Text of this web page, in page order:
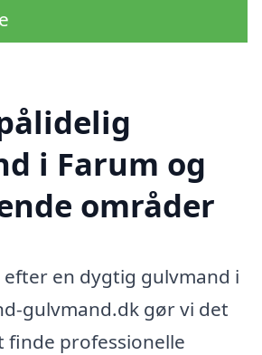
i Farum og
områder
efter en dygtig gulvmand i
gulvmand.dk gør vi det
finde professionelle